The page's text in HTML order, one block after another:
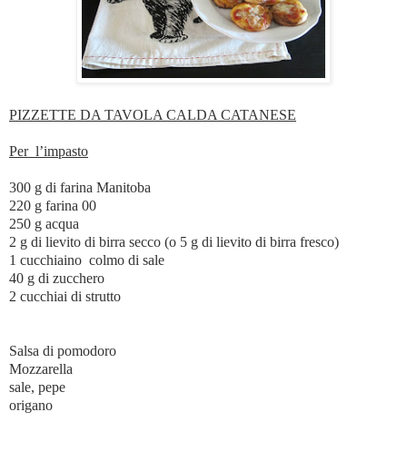
PIZZETTE DA TAVOLA CALDA CATANESE
Per l’impasto
300 g di farina Manitoba
220 g farina 00
250 g acqua
2 g di lievito di birra secco (o 5 g di lievito di birra fresco)
1 cucchiaino colmo di sale
40 g di zucchero
2 cucchiai di strutto
Salsa di pomodoro
Mozzarella
sale, pepe
origano